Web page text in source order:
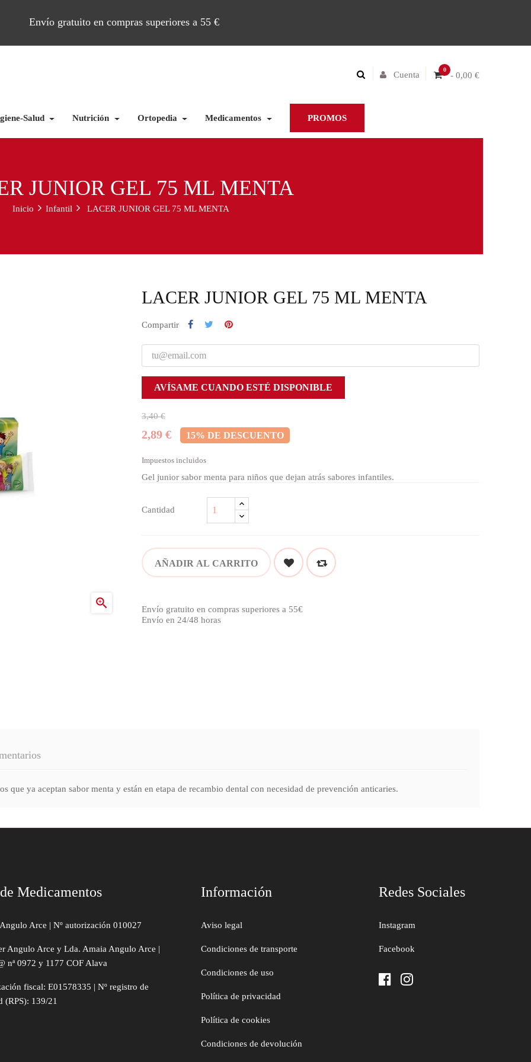
Envío gratuito en compras superiores a 55 €
0
- 0,00 €
Cuenta
Salud Nutrición Ortopedia Medicamentos PROMOS
JUNIOR GEL 75 ML MENTA
Inicio Infantil LACER JUNIOR GEL 75 ML MENTA

LACER JUNIOR GEL 75 ML MENTA
Compartir
AVÍSAME CUANDO ESTÉ DISPONIBLE
3,40 €
2,89 € 15% DE DESCUENTO
Impuestos incluidos
Gel junior sabor menta para niños que dejan atrás sabores infantiles.
Cantidad
AÑADIR AL CARRITO
Envío gratuito en compras superiores a 55€
Envío en 24/48 horas
ya aceptan sabor menta y están en etapa de recambio dental con necesidad de prevención anticaries.
Medicamentos
Arce | Nº autorización 010027
Angulo Arce y Lda. Amaia Angulo Arce |
nª 0972 y 1177 COF Alava
fiscal: E01578335 | Nº registro de
(RPS): 139/21
Información
Aviso legal
Condiciones de transporte
Condiciones de uso
Política de privacidad
Política de cookies
Condiciones de devolución
Redes Sociales
Instagram
Facebook